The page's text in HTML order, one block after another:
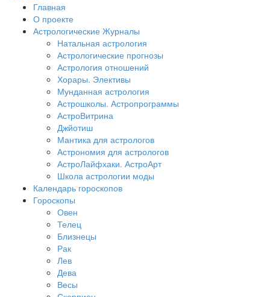
Главная
О проекте
Астрологические Журналы
Натальная астрология
Астрологические прогнозы
Астрология отношений
Хорары. Элективы
Мунданная астрология
Астрошколы. Астропрограммы
АстроВитрина
Джйотиш
Мантика для астрологов
Астрономия для астрологов
АстроЛайфхаки. АстроАрт
Школа астрологии моды
Календарь гороскопов
Гороскопы
Овен
Телец
Близнецы
Рак
Лев
Дева
Весы